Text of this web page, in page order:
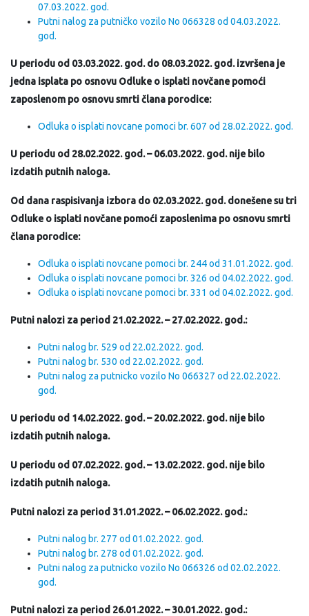
07.03.2022. god.
Putni nalog za putničko vozilo No 066328 od 04.03.2022.
god.
U periodu od 03.03.2022. god. do 08.03.2022. god. izvršena je
jedna isplata po osnovu Odluke o isplati novčane pomoći
zaposlenom po osnovu smrti člana porodice:
Odluka o isplati novcane pomoci br. 607 od 28.02.2022. god.
U periodu od 28.02.2022. god. – 06.03.2022. god. nije bilo
izdatih putnih naloga.
Od dana raspisivanja izbora do 02.03.2022. god. donešene su tri
Odluke o isplati novčane pomoći zaposlenima po osnovu smrti
člana porodice:
Odluka o isplati novcane pomoci br. 244 od 31.01.2022. god.
Odluka o isplati novcane pomoci br. 326 od 04.02.2022. god.
Odluka o isplati novcane pomoci br. 331 od 04.02.2022. god.
Putni nalozi za period 21.02.2022. – 27.02.2022. god.:
Putni nalog br. 529 od 22.02.2022. god.
Putni nalog br. 530 od 22.02.2022. god.
Putni nalog za putnicko vozilo No 066327 od 22.02.2022.
god.
U periodu od 14.02.2022. god. – 20.02.2022. god. nije bilo
izdatih putnih naloga.
U periodu od 07.02.2022. god. – 13.02.2022. god. nije bilo
izdatih putnih naloga.
Putni nalozi za period 31.01.2022. – 06.02.2022. god.:
Putni nalog br. 277 od 01.02.2022. god.
Putni nalog br. 278 od 01.02.2022. god.
Putni nalog za putnicko vozilo No 066326 od 02.02.2022.
god.
Putni nalozi za period 26.01.2022. – 30.01.2022. god.: